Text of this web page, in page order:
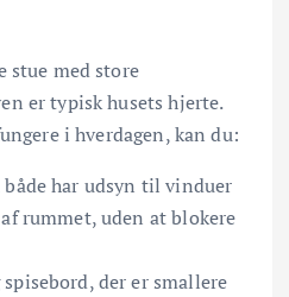
stue med store
er typisk husets hjerte.
i hverdagen, kan du:
både har udsyn til vinduer
rummet, uden at blokere
der er smallere